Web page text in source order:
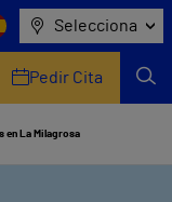
Selecciona
Pedir Cita
en La Milagrosa